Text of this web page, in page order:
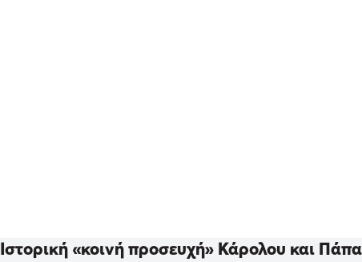
Ιστορική «κοινή προσευχή» Κάρολου και